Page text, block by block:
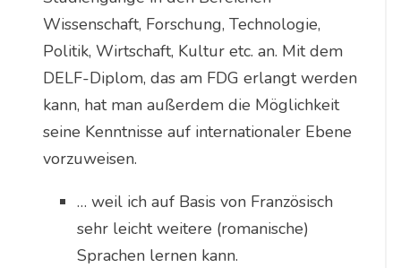
Wissenschaft, Forschung, Technologie,
Politik, Wirtschaft, Kultur etc. an. Mit dem
DELF-Diplom, das am FDG erlangt werden
kann, hat man außerdem die Möglichkeit
seine Kenntnisse auf internationaler Ebene
vorzuweisen.
… weil ich auf Basis von Französisch
sehr leicht weitere (romanische)
Sprachen lernen kann.